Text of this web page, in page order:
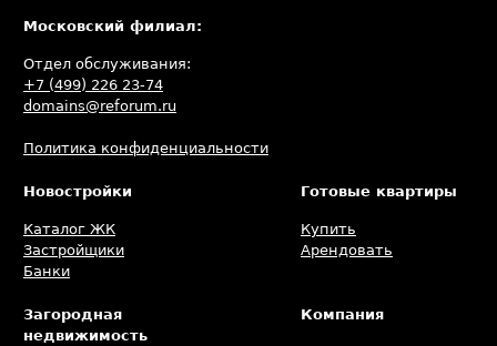
Московский филиал:
Отдел обслуживания:
+7 (499) 226 23-74
domains@reforum.ru
Политика конфиденциальности
Новостройки
Каталог ЖК
Застройщики
Банки
Готовые квартиры
Купить
Арендовать
Загородная
недвижимость
Компания